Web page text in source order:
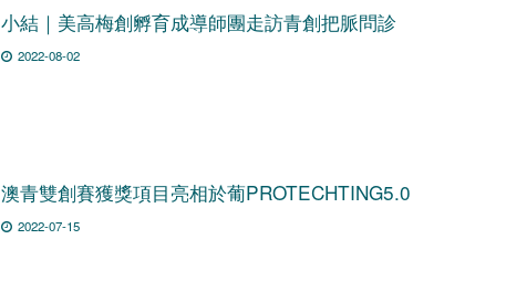
小結｜美高梅創孵育成導師團走訪青創把脈問診
2022-08-02
澳青雙創賽獲獎項目亮相於葡PROTECHTING5.0
2022-07-15